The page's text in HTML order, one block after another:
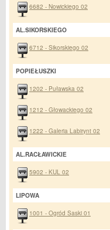
6682 - Nowickiego 02
AL.SIKORSKIEGO
6712 - Sikorskiego 02
POPIEŁUSZKI
1202 - Puławska 02
1212 - Głowackiego 02
1222 - Galeria Labirynt 02
AL.RACŁAWICKIE
5902 - KUL 02
LIPOWA
1001 - Ogród Saski 01